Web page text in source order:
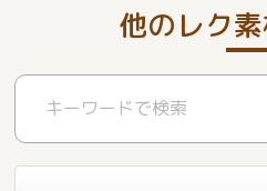
他のレク